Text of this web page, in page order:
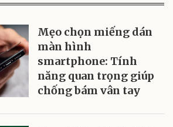
Mẹo chọn miếng dán
màn hình
smartphone: Tính
năng quan trọng giúp
chống bám vân tay